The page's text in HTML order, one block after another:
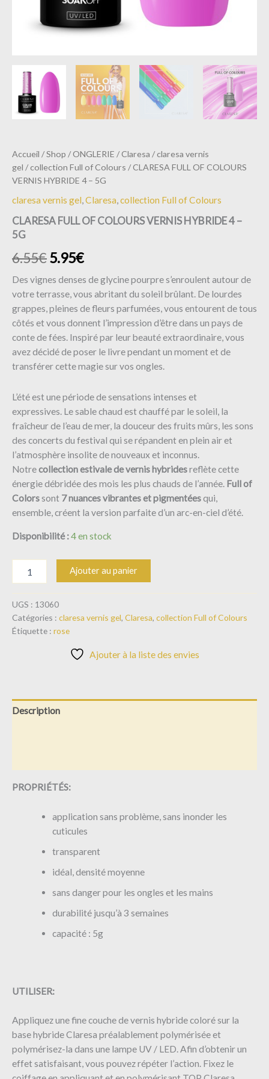
Accueil /Shop /ONGLERIE /Claresa /claresa vernis
gel /collection Full of Colours / CLARESA FULL OF COLOURS
VERNIS HYBRIDE 4 – 5G
claresa vernis gel,Claresa,collection Full of Colours
CLARESA FULL OF COLOURS VERNIS HYBRIDE 4 –
5G
6.55€5.95€
Des vignes denses de glycine pourpre s’enroulent autour de
votre terrasse, vous abritant du soleil brûlant. De lourdes
grappes, pleines de fleurs parfumées, vous entourent de tous
côtés et vous donnent l’impression d’être dans un pays de
conte de fées. Inspiré par leur beauté extraordinaire, vous
avez décidé de poser le livre pendant un moment et de
transférer cette magie sur vos ongles.
L’été est une période de sensations intenses et
expressives. Le sable chaud est chauffé par le soleil, la
fraîcheur de l’eau de mer, la douceur des fruits mûrs, les sons
des concerts du festival qui se répandent en plein air et
l’atmosphère insolite de nouveaux et inconnus.
Notrecollection estivale de vernis hybridesreflète cette
énergie débridée des mois les plus chauds de l’année. Full of
Colorssont 7 nuances vibrantes et pigmentéesqui,
ensemble, créent la version parfaite d’un arc-en-ciel d’été.
Disponibilité :4 en stock
Ajouter au panier
UGS : 13060
Catégories : claresa vernis gel, Claresa, collection Full of Colours
Étiquette : rose
Ajouter à la liste des envies
Description
PROPRIÉTÉS:
application sans problème, sans inonder les
cuticules
transparent
idéal, densité moyenne
sans danger pour les ongles et les mains
durabilité jusqu’à 3 semaines
capacité : 5g
UTILISER:
Appliquez une fine couche de vernis hybride coloré sur la
base hybride Claresa préalablement polymérisée et
polymérisez-la dans une lampe UV / LED. Afin d’obtenir un
effet satisfaisant, vous pouvez répéter l’action. Fixez le